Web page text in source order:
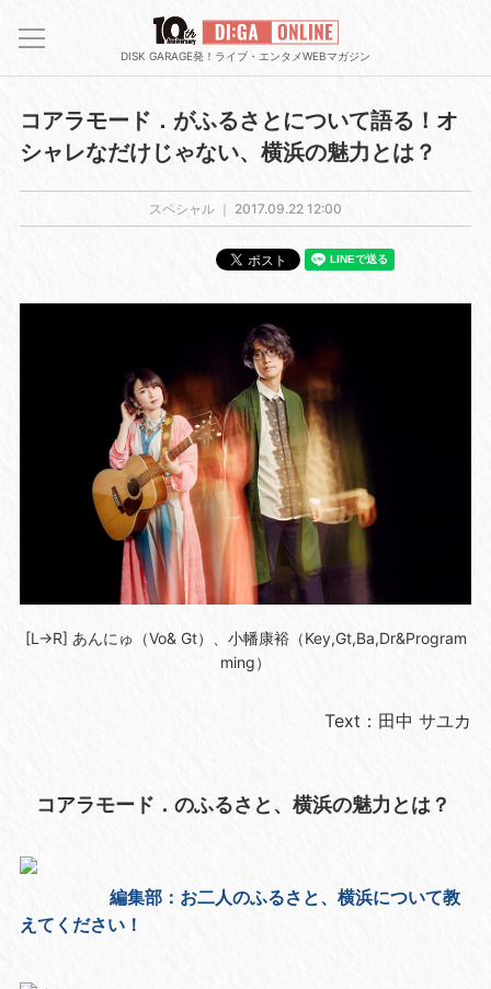
DISK GARAGE発！ライブ・エンタメWEBマガジン
コアラモード．がふるさとについて語る！オ
シャレなだけじゃない、横浜の魅力とは？
スペシャル ｜ 2017.09.22 12:00
[L→R] あんにゅ（Vo& Gt）、小幡康裕（Key,Gt,Ba,Dr&Program
ming）
Text：田中 サユカ
コアラモード．のふるさと、横浜の魅力とは？
編集部：お二人のふるさと、横浜について教
えてください！